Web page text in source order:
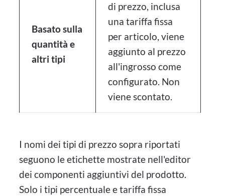
Basato sulla
quantità e
altri tipi
di prezzo, inclusa
una tariffa fissa
per articolo, viene
aggiunto al prezzo
all'ingrosso come
configurato. Non
viene scontato.
I nomi dei tipi di prezzo sopra riportati
seguono le etichette mostrate nell'editor
dei componenti aggiuntivi del prodotto.
Solo i tipi percentuale e tariffa fissa